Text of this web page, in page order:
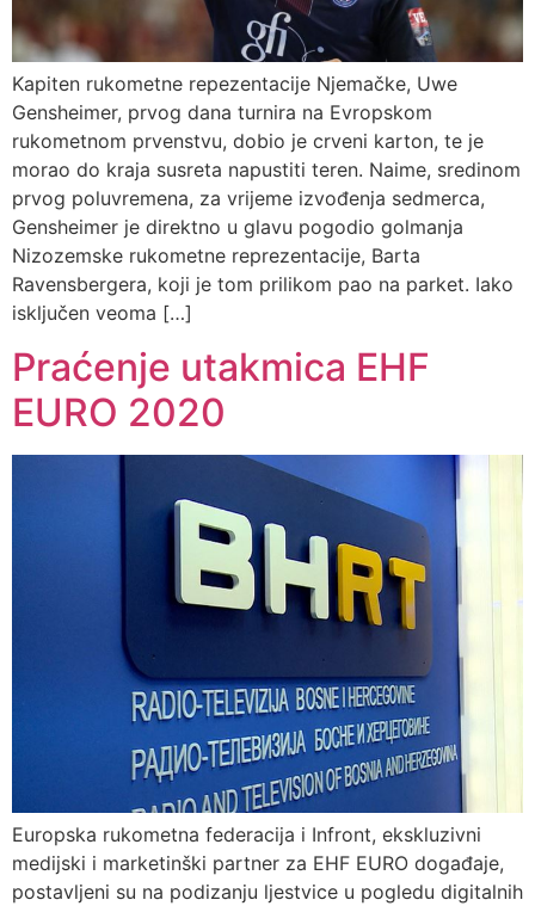
Kapiten rukometne repezentacije Njemačke, Uwe
Gensheimer, prvog dana turnira na Evropskom
rukometnom prvenstvu, dobio je crveni karton, te je
morao do kraja susreta napustiti teren. Naime, sredinom
prvog poluvremena, za vrijeme izvođenja sedmerca,
Gensheimer je direktno u glavu pogodio golmanja
Nizozemske rukometne reprezentacije, Barta
Ravensbergera, koji je tom prilikom pao na parket. Iako
isključen veoma […]
Praćenje utakmica EHF
EURO 2020
Europska rukometna federacija i Infront, ekskluzivni
medijski i marketinški partner za EHF EURO događaje,
postavljeni su na podizanju ljestvice u pogledu digitalnih